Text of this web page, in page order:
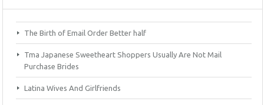
The Birth of Email Order Better half
Tma Japanese Sweetheart Shoppers Usually Are Not Mail
Purchase Brides
Latina Wives And Girlfriends